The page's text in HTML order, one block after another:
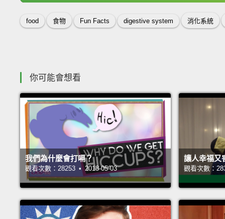
food 食物 Fun Facts digestive system 消化系統
你可能會想看
我們為什麼會打嗝？
觀看次數：28253 • 2018-05-03
讓人幸福又
觀看次數：